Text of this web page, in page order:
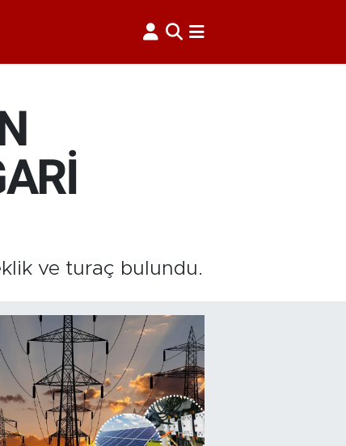
ve turaç bulundu.